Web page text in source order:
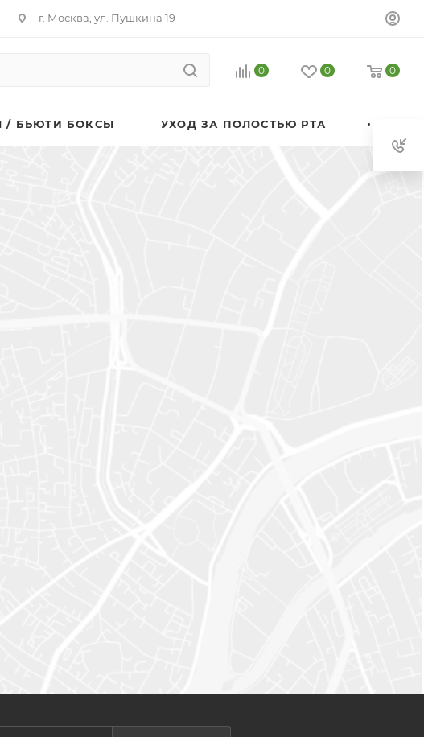
г. Москва, ул. Пушкина 19
0 0 0
/ БЬЮТИ БОКСЫ УХОД ЗА ПОЛОСТЬЮ РТА